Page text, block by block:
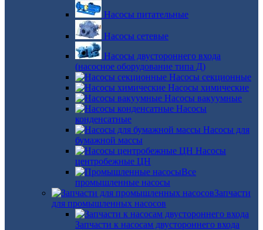
Насосы питательные
Насосы сетевые
Насосы двустороннего входа
(насосное оборудование типа Д)
Насосы секционные
Насосы химические
Насосы вакуумные
Насосы
конденсатные
Насосы для
бумажной массы
Насосы
центробежные ЦН
Все
промышленные насосы
Запчасти
для промышленных насосов
Запчасти к насосам двустороннего входа